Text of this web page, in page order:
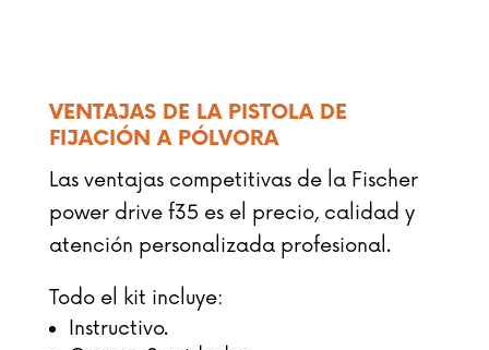
VENTAJAS DE LA PISTOLA DE
FIJACIÓN A PÓLVORA
Las ventajas competitivas de la Fischer
power drive f35 es el precio, calidad y
atención personalizada profesional.
Todo el kit incluye:
Instructivo.